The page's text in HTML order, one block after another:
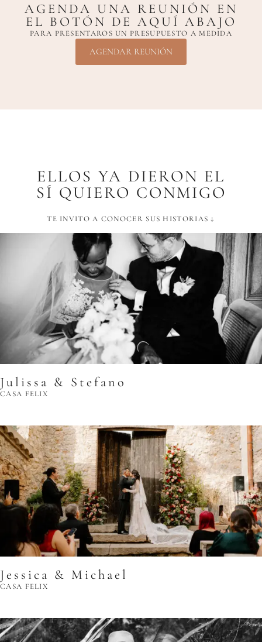
AGENDA UNA REUNIÓN EN
EL BOTÓN DE AQUÍ ABAJO
PARA PRESENTAROS UN PRESUPUESTO A MEDIDA
AGENDAR REUNIÓN
ELLOS YA DIERON EL
SÍ QUIERO CONMIGO
TE INVITO A CONOCER SUS HISTORIAS ↓
Julissa & Stefano
CASA FELIX
Jessica & Michael
CASA FELIX